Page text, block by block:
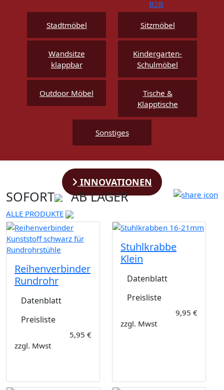
Stadtmöbel Sitzmöbel
Wandsitze
klappbar
Kindergarten-
Schulmöbel
Outdoor Möbel
Tische &
Klapptische
Sonstiges
INNOVATIONEN
SOFORT AB LAGER
ALLE PRODUKTE
Reihenverbinder
Rundrohr
Datenblatt
Preisliste
5,95 €
zzgl. Mwst
Stuhlkrabbe
Klein
Datenblatt
Preisliste
9,95 €
zzgl. Mwst